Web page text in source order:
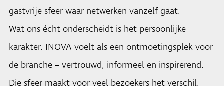
gastvrije sfeer waar netwerken vanzelf gaat.
Wat ons écht onderscheidt is het persoonlijke
karakter. INOVA voelt als een ontmoetingsplek voor
de branche – vertrouwd, informeel en inspirerend.
Die sfeer maakt voor veel bezoekers het verschil.